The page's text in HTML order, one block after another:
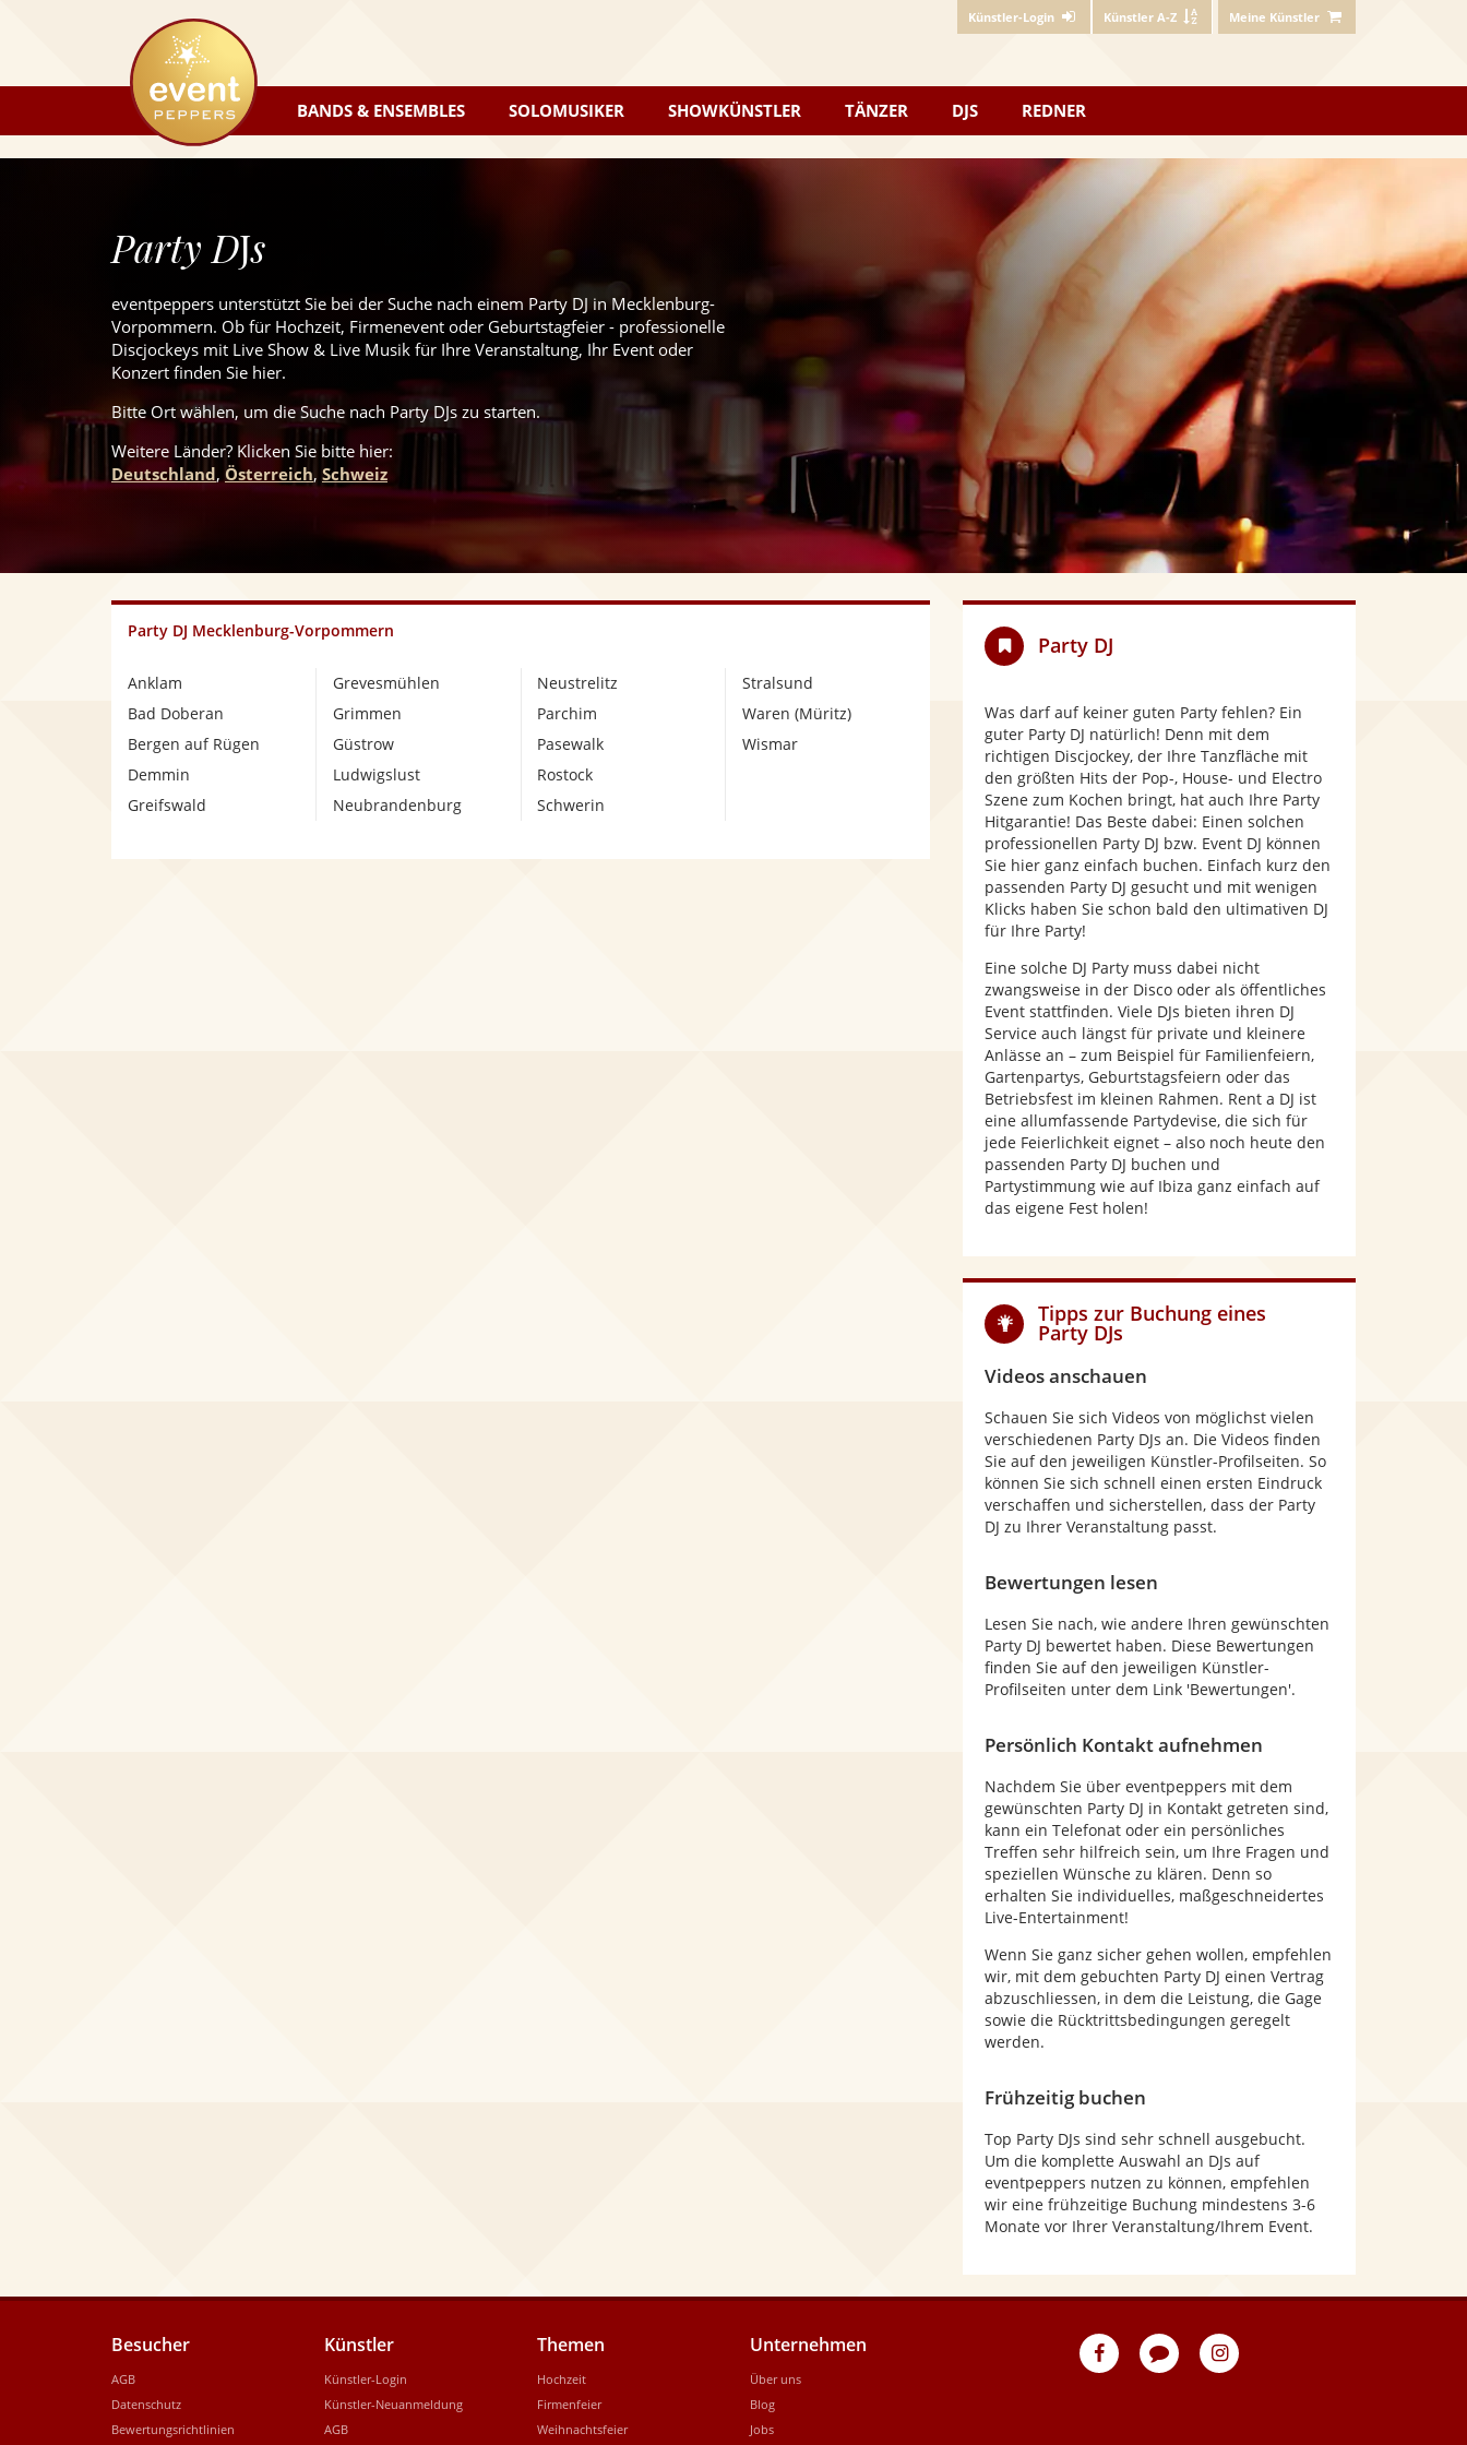
Künstler-Login Künstler A-Z Meine Künstler
eventpeppers
BANDS & ENSEMBLES SOLOMUSIKER SHOWKÜNSTLER TÄNZER DJS REDNER
Party DJs
eventpeppers unterstützt Sie bei der Suche nach einem Party DJ in Mecklenburg-
Vorpommern. Ob für Hochzeit, Firmenevent oder Geburtstagfeier - professionelle
Discjockeys mit Live Show & Live Musik für Ihre Veranstaltung, Ihr Event oder
Konzert finden Sie hier.
Bitte Ort wählen, um die Suche nach Party DJs zu starten.
Weitere Länder? Klicken Sie bitte hier:
Deutschland, Österreich, Schweiz
Party DJ Mecklenburg-Vorpommern
Anklam
Bad Doberan
Bergen auf Rügen
Demmin
Greifswald
Grevesmühlen
Grimmen
Güstrow
Ludwigslust
Neubrandenburg
Neustrelitz
Parchim
Pasewalk
Rostock
Schwerin
Stralsund
Waren (Müritz)
Wismar
Party DJ
Was darf auf keiner guten Party fehlen? Ein
guter Party DJ natürlich! Denn mit dem
richtigen Discjockey, der Ihre Tanzfläche mit
den größten Hits der Pop-, House- und Electro
Szene zum Kochen bringt, hat auch Ihre Party
Hitgarantie! Das Beste dabei: Einen solchen
professionellen Party DJ bzw. Event DJ können
Sie hier ganz einfach buchen. Einfach kurz den
passenden Party DJ gesucht und mit wenigen
Klicks haben Sie schon bald den ultimativen DJ
für Ihre Party!
Eine solche DJ Party muss dabei nicht
zwangsweise in der Disco oder als öffentliches
Event stattfinden. Viele DJs bieten ihren DJ
Service auch längst für private und kleinere
Anlässe an – zum Beispiel für Familienfeiern,
Gartenpartys, Geburtstagsfeiern oder das
Betriebsfest im kleinen Rahmen. Rent a DJ ist
eine allumfassende Partydevise, die sich für
jede Feierlichkeit eignet – also noch heute den
passenden Party DJ buchen und
Partystimmung wie auf Ibiza ganz einfach auf
das eigene Fest holen!
Tipps zur Buchung eines
Party DJs
Videos anschauen
Schauen Sie sich Videos von möglichst vielen
verschiedenen Party DJs an. Die Videos finden
Sie auf den jeweiligen Künstler-Profilseiten. So
können Sie sich schnell einen ersten Eindruck
verschaffen und sicherstellen, dass der Party
DJ zu Ihrer Veranstaltung passt.
Bewertungen lesen
Lesen Sie nach, wie andere Ihren gewünschten
Party DJ bewertet haben. Diese Bewertungen
finden Sie auf den jeweiligen Künstler-
Profilseiten unter dem Link 'Bewertungen'.
Persönlich Kontakt aufnehmen
Nachdem Sie über eventpeppers mit dem
gewünschten Party DJ in Kontakt getreten sind,
kann ein Telefonat oder ein persönliches
Treffen sehr hilfreich sein, um Ihre Fragen und
speziellen Wünsche zu klären. Denn so
erhalten Sie individuelles, maßgeschneidertes
Live-Entertainment!
Wenn Sie ganz sicher gehen wollen, empfehlen
wir, mit dem gebuchten Party DJ einen Vertrag
abzuschliessen, in dem die Leistung, die Gage
sowie die Rücktrittsbedingungen geregelt
werden.
Frühzeitig buchen
Top Party DJs sind sehr schnell ausgebucht.
Um die komplette Auswahl an DJs auf
eventpeppers nutzen zu können, empfehlen
wir eine frühzeitige Buchung mindestens 3-6
Monate vor Ihrer Veranstaltung/Ihrem Event.
eventpeppersBlog
eventpeppers
Besucher
AGB
Datenschutz
Bewertungsrichtlinien
Künstler
Künstler-Login
Künstler-Neuanmeldung
AGB
Themen
Hochzeit
Firmenfeier
Weihnachtsfeier
Unternehmen
Über uns
Blog
Jobs